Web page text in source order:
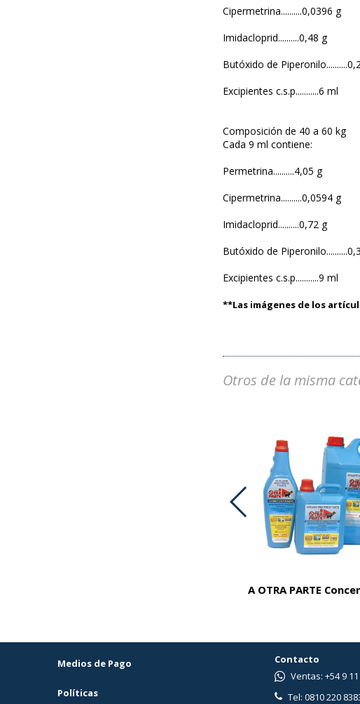
Cipermetrina..........0,0396 g
Imidacloprid..........0,48 g
Butóxido de
Excipientes c.s.p...........6 ml
Composición de 40 a 60 kg
Cada 9 ml contiene:
Permetrina..........4,05 g
Cipermetrina..........0,0594 g
Imidacloprid..........0,72 g
Butóxido de
Excipientes c.s.p...........9 ml
**Las imágenes de los
Otros de la misma
A OTRA PARTE
Medios de Pago
Políticas
Contacto
Ventas: +54 9
Tel: 0810 220